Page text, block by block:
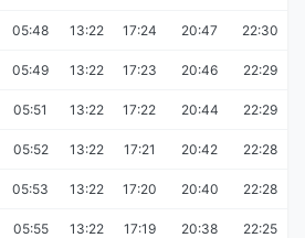
05:48 13:22 17:24 20:47 22:30
05:49 13:22 17:23 20:46 22:29
05:51 13:22 17:22 20:44 22:29
05:52 13:22 17:21 20:42 22:28
05:53 13:22 17:20 20:40 22:28
05:55 13:22 17:19 20:38 22:25